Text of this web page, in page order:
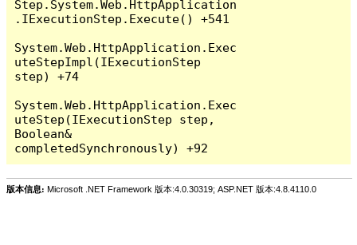
Step.System.Web.HttpApplication
.IExecutionStep.Execute() +541
System.Web.HttpApplication.Exec
uteStepImpl(IExecutionStep
step) +74
System.Web.HttpApplication.Exec
uteStep(IExecutionStep step,
Boolean&
版本信息: Microsoft .NET Framework 版本:4.0.30319; ASP.NET 版本:4.8.4110.0